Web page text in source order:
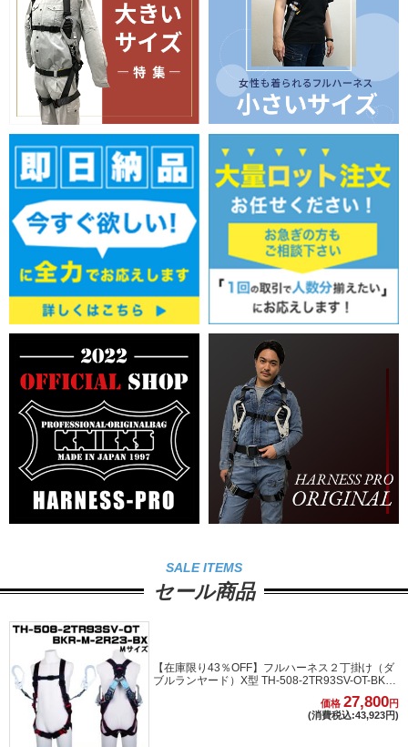
SALE ITEMS
セール商品
【在庫限り43％OFF】フルハーネス２丁掛け（ダ
ブルランヤード）X型 TH-508-2TR93SV-OT-BKR-
価格 27,800円
(消費税込:43,923円)